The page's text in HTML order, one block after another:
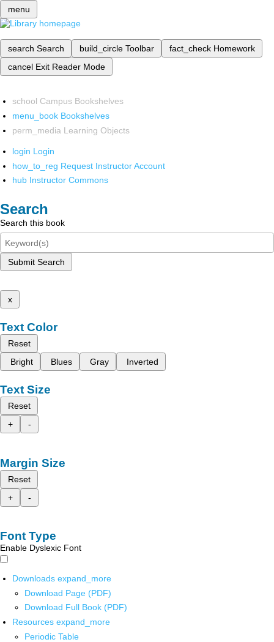
menu
search Search build_circle Toolbar fact_check Homework
cancel Exit Reader Mode
school Campus Bookshelves
menu_book Bookshelves
perm_media Learning Objects
login Login
how_to_reg Request Instructor Account
hub Instructor Commons
Search
Search this book
Submit Search
x
Text Color
Reset
Bright
Blues Gray Inverted
Text Size
Reset
+
-
Margin Size
Reset
+
-
Font Type
Enable Dyslexic Font
Downloads expand_more
Download Page (PDF)
Download Full Book (PDF)
Resources expand_more
Periodic Table